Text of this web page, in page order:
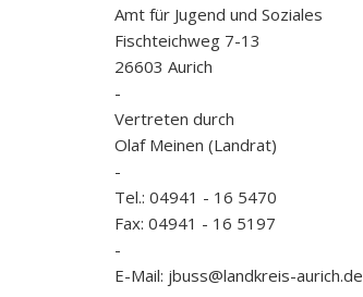
Amt für Jugend und Soziales
Fischteichweg 7-13
26603 Aurich
-
Vertreten durch
Olaf Meinen (Landrat)
-
Tel.: 04941 - 16 5470
Fax: 04941 - 16 5197
-
E-Mail: jbuss@landkreis-aurich.de